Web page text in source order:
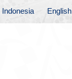
English
Indonesia